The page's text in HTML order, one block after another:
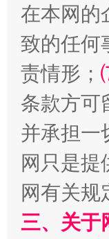
解纷+调解
在本网的
致的任何
责情形；
条款方可
并承担一
网只是提
网有关规
三、关于